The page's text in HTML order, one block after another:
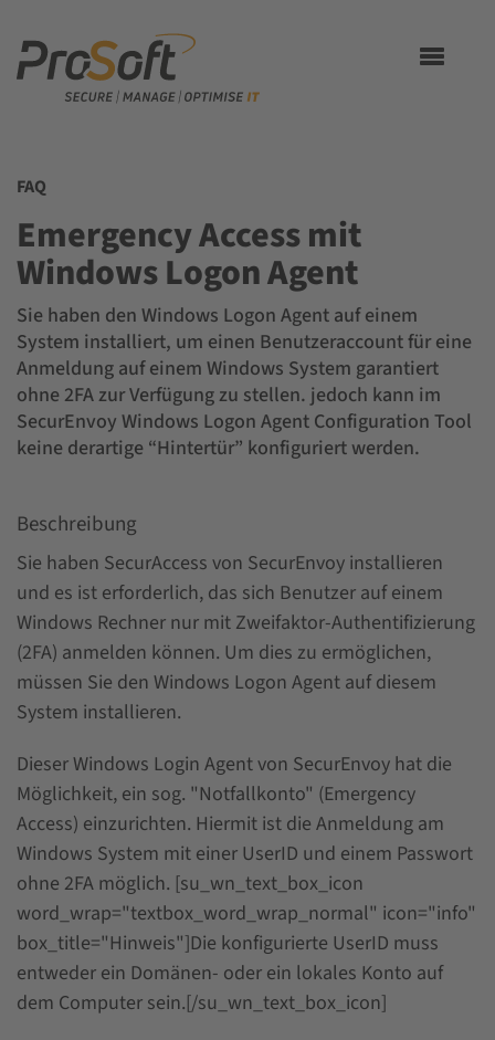
Toggle
FAQ
Emergency Access mit
Windows Logon Agent
Sie haben den Windows Logon Agent auf einem
System installiert, um einen Benutzeraccount für eine
Anmeldung auf einem Windows System garantiert
ohne 2FA zur Verfügung zu stellen. jedoch kann im
SecurEnvoy Windows Logon Agent Configuration Tool
keine derartige “Hintertür” konfiguriert werden.
Beschreibung
Sie haben SecurAccess von SecurEnvoy installieren
und es ist erforderlich, das sich Benutzer auf einem
Windows Rechner nur mit Zweifaktor-Authentifizierung
(2FA) anmelden können. Um dies zu ermöglichen,
müssen Sie den Windows Logon Agent auf diesem
System installieren.
Dieser Windows Login Agent von SecurEnvoy hat die
Möglichkeit, ein sog. "Notfallkonto" (Emergency
Access) einzurichten. Hiermit ist die Anmeldung am
Windows System mit einer UserID und einem Passwort
ohne 2FA möglich. [su_wn_text_box_icon
word_wrap="textbox_word_wrap_normal" icon="info"
box_title="Hinweis"]Die konfigurierte UserID muss
entweder ein Domänen- oder ein lokales Konto auf
dem Computer sein.[/su_wn_text_box_icon]